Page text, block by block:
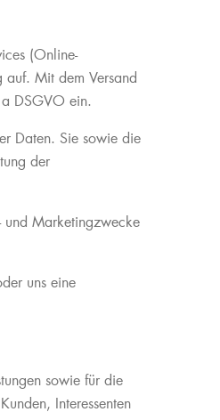
(Online-
auf. Mit dem Versand
DSGVO ein.
Daten. Sie sowie die
der
und Marketingzwecke
uns eine
sowie für die
Interessenten